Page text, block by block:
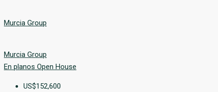
Murcia Group
Murcia Group
En planos Open House
US$152,600